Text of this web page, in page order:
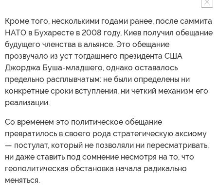
Кроме того, несколькими годами ранее, после саммита
НАТО в Бухаресте в 2008 году, Киев получил обещание
будущего членства в альянсе. Это обещание
прозвучало из уст тогдашнего президента США
Джорджа Буша-младшего, однако оставалось
предельно расплывчатым: не были определены ни
конкретные сроки вступления, ни четкий механизм его
реализации.
Со временем это политическое обещание
превратилось в своего рода стратегическую аксиому
— постулат, который не позволяли ни пересматривать,
ни даже ставить под сомнение несмотря на то, что
геополитическая обстановка начала радикально
меняться.